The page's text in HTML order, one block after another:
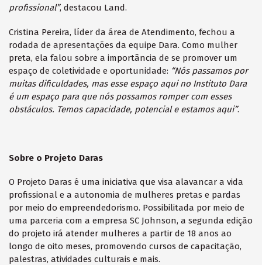
profissional”, destacou Land.
Cristina Pereira, líder da área de Atendimento, fechou a
rodada de apresentações da equipe Dara. Como mulher
preta, ela falou sobre a importância de se promover um
espaço de coletividade e oportunidade: “Nós passamos por
muitas dificuldades, mas esse espaço aqui no Instituto Dara
é um espaço para que nós possamos romper com esses
obstáculos. Temos capacidade, potencial e estamos aqui”.
Sobre o Projeto Daras
O Projeto Daras é uma iniciativa que visa alavancar a vida
profissional e a autonomia de mulheres pretas e pardas
por meio do empreendedorismo. Possibilitada por meio de
uma parceria com a empresa SC Johnson, a segunda edição
do projeto irá atender mulheres a partir de 18 anos ao
longo de oito meses, promovendo cursos de capacitação,
palestras, atividades culturais e mais.